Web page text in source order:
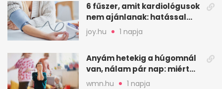
6 fűszer, amit kardiológusok
nem ajánlanak: hatással
lehet a vérnyomásra
joy.hu 1 napja
Anyám hetekig a húgomnál
van, nálam pár nap: miért
fáj ennyire?
wmn.hu 1 napja